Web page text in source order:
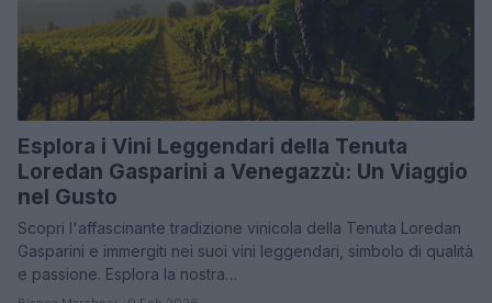
Esplora i Vini Leggendari della Tenuta
Loredan Gasparini a Venegazzù: Un Viaggio
nel Gusto
Scopri l'affascinante tradizione vinicola della Tenuta Loredan
Gasparini e immergiti nei suoi vini leggendari, simbolo di qualità
e passione. Esplora la nostra…